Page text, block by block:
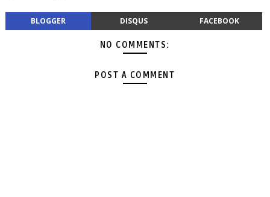
BLOGGER DISQUS FACEBOOK
NO COMMENTS:
POST A COMMENT